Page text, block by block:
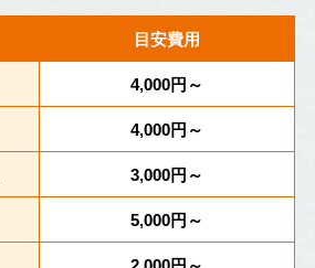
目安費用
4,000円～
4,000円～
3,000円～
5,000円～